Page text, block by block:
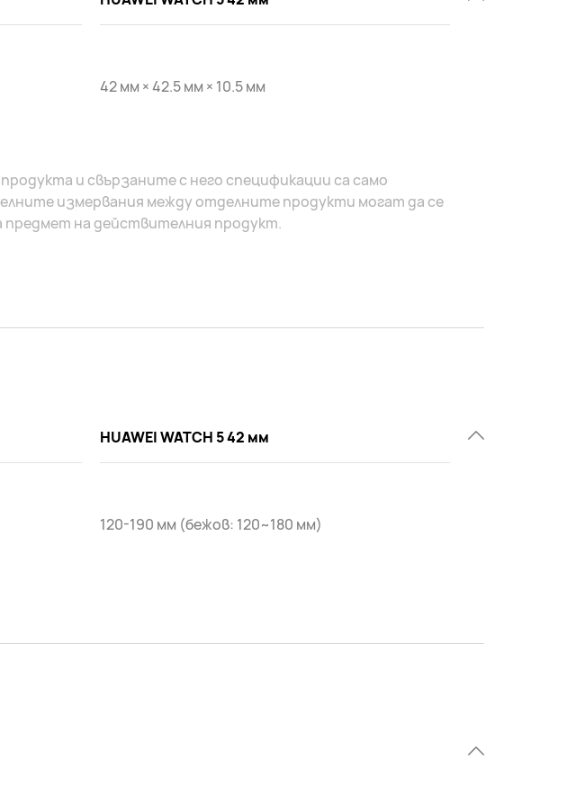
42 мм × 42.5 мм × 10.5 мм
и свързаните с него спецификации са само
измервания между отделните продукти могат да се
предмет на действителния продукт.
HUAWEI WATCH 5 42 мм
120-190 мм (бежов: 120~180 мм)